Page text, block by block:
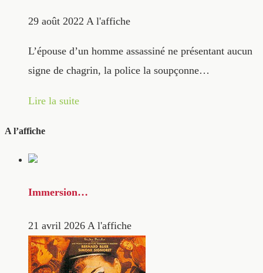
29 août 2022 A l'affiche
L’épouse d’un homme assassiné ne présentant aucun
signe de chagrin, la police la soupçonne…
Lire la suite
A l’affiche
Immersion…
21 avril 2026 A l'affiche